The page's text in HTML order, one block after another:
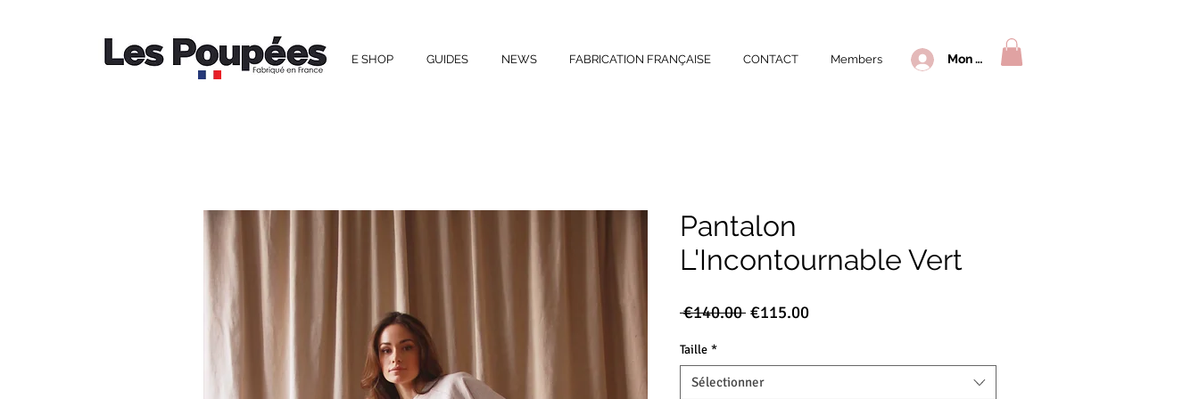
E SHOP GUIDES NEWS FABRICATION FRANÇAISE CONTACT Members Mon compte
Pantalon
L'Incontournable Vert
€140.00 Prix
€115.00Prix
Taille *
Sélectionner